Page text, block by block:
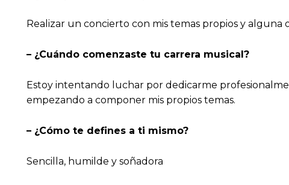
Realizar un concierto con mis temas propios y alguna
– ¿Cuándo comenzaste tu carrera musical?
Estoy intentando luchar por dedicarme
empezando a componer mis propios temas.
– ¿Cómo te defines a ti mismo?
Sencilla, humilde y soñadora